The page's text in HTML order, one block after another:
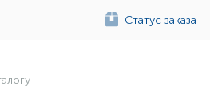
Статус заказа